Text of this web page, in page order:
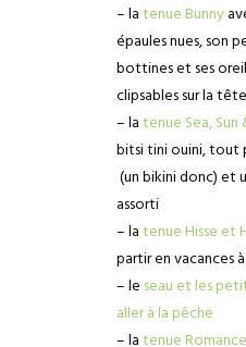
– latenue Bunny
épaules nues, son
bottines et ses
clipsables sur la
– latenue Sea, Sun
bitsi tini ouini,
(un bikini donc) et
assorti
– latenue Hisse et
partir en vacances
– le seau et les
aller à la pêche
– latenue Romance